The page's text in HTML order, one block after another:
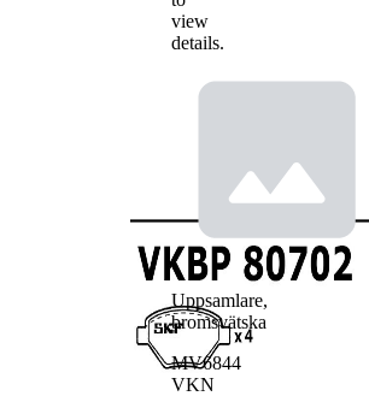
view
details.
Uppsamlare,
bromsvätska
MV6844
VKN